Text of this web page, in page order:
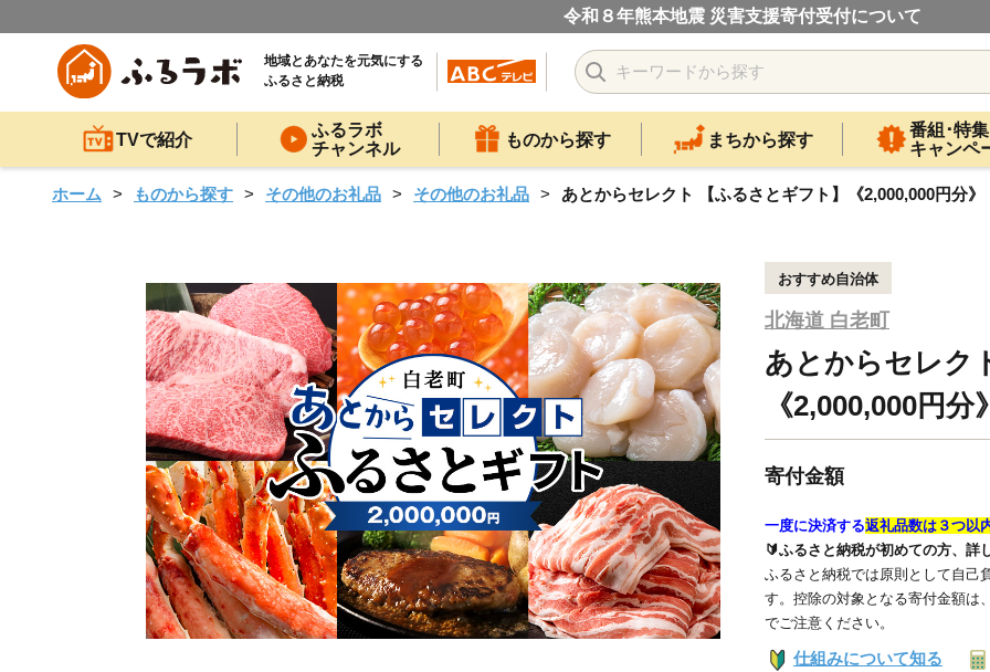
令和８年熊本地震 災害支援寄付受付について
地域とあなたを元気にする
ふるさと納税
TVで紹介
ふるラボ
チャンネル
ものから探す まちから探す
番組･特集
キャンペ
ホーム ものから探す その他のお礼品 その他のお礼品 あとからセレクト 【ふるさとギフト】《2,000,000円分》
おすすめ自治体
北海道 白老町
あとからセレク
《2,000,000円分》
寄付金額
一度に決済する返礼品数は３つ以
🔰ふるさと納税が初めての方、詳
ふるさと納税では原則として自己
す。控除の対象となる寄付金額は
でご注意ください。
仕組みについて知る